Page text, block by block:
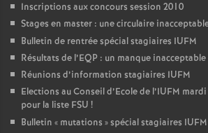
Inscriptions aux concours session 2010
Stages en master : une circulaire
Bulletin de rentrée spécial stagiaires IUFM
Résultats de l’EQP : un manque
Réunions d’information stagiaires IUFM
Elections au Conseil d’Ecole de l’IUFM
pour la liste FSU !
Bulletin « mutations » spécial stagiaires IUFM